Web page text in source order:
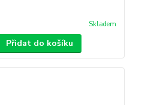
Skladem
Přidat do košíku